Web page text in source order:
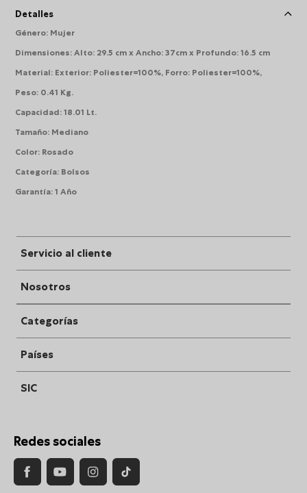
Detalles
Género: Mujer
Dimensiones:Alto: 29.5 cm x Ancho: 37cm x Profundo: 16.5 cm
Material: Exterior: Poliester=100%, Forro: Poliester=100%,
Peso: 0.41 Kg.
Capacidad:18.01 Lt.
Tamaño: Mediano
Color: Rosado
Categoría: Bolsos
Garantía:1 Año
Servicio al cliente
Nosotros
Categorías
Países
SIC
Redes sociales